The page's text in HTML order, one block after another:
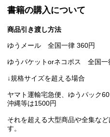
書籍の購入について
商品引き渡し方法
ゆうメール 全国一律 360円
ゆうパケットorネコポス 全国一
↓規格サイズを超える場合
ヤマト運輸宅急便、ゆうパッ
沖縄等は1500円
それを超える大型商品や全集な
す。